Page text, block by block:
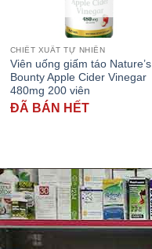
CHIẾT XUẤT TỰ NHIÊN
Viên uống giấm táo Nature’s
Bounty Apple Cider Vinegar
480mg 200 viên
ĐÃ BÁN HẾT